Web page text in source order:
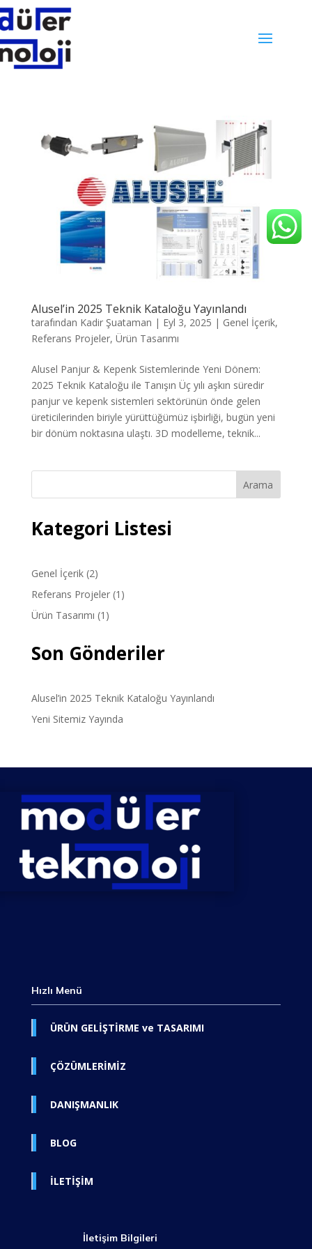
Alusel’in 2025 Teknik Kataloğu Yayınlandı
tarafından Kadir Şuataman | Eyl 3, 2025 | Genel İçerik,
Referans Projeler, Ürün Tasarımı
Alusel Panjur & Kepenk Sistemlerinde Yeni Dönem:
2025 Teknik Kataloğu ile Tanışın Üç yılı aşkın süredir
panjur ve kepenk sistemleri sektörünün önde gelen
üreticilerinden biriyle yürüttüğümüz işbirliği, bugün yeni
bir dönüm noktasına ulaştı. 3D modelleme, teknik...
Arama
Kategori Listesi
Genel İçerik(2)
Referans Projeler(1)
Ürün Tasarımı (1)
Son Gönderiler
Alusel’in 2025 Teknik Kataloğu Yayınlandı
Yeni Sitemiz Yayında
Hızlı Menü
ÜRÜN GELİŞTİRME ve TASARIMI
ÇÖZÜMLERİMİZ
DANIŞMANLIK
BLOG
İLETİŞİM
İletişim Bilgileri